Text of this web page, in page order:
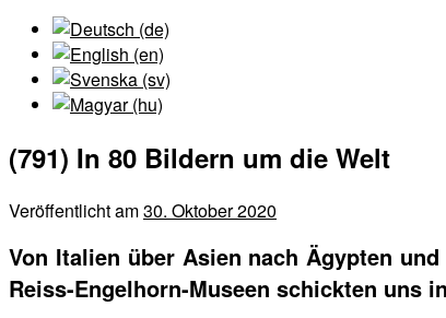
(791) In 80 Bildern um die Welt
Veröffentlicht am30. Oktober 2020
Von Italien über Asien nach Ägypten
Reiss-Engelhorn-Museen schickten uns